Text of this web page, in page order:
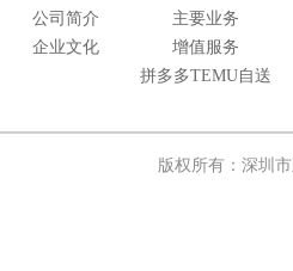
公司简介
企业文化
主要业务
增值服务
拼多多TEMU自送
版权所有：深圳